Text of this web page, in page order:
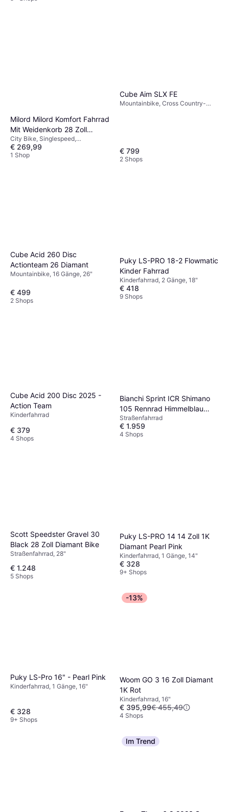
Milord Milord Komfort Fahrrad
Mit Weidenkorb 28 Zoll
Creme-Braun Damenfahrrad
City Bike, Singlespeed,
Stadtfahrrad, 28"
€ 269,99
1 Shop
Cube Aim SLX FE
Mountainbike, Cross Country-
€ 799
2 Shops
Cube Acid 260 Disc
Actionteam 26 Diamant
Mountainbike, 16 Gänge, 26"
€ 499
2 Shops
Puky LS-PRO 18-2 Flowmatic
Kinder Fahrrad
Kinderfahrrad, 2 Gänge, 18"
€ 418
9 Shops
Cube Acid 200 Disc 2025 -
Action Team
Kinderfahrrad
€ 379
4 Shops
Bianchi Sprint ICR Shimano
105 Rennrad Himmelblau
Herrenfahrrad
Straßenfahrrad
€ 1.959
4 Shops
Scott Speedster Gravel 30
Black 28 Zoll Diamant Bike
Straßenfahrrad, 28"
€ 1.248
5 Shops
Puky LS-PRO 14 14 Zoll 1K
Diamant Pearl Pink
Kinderfahrrad, 1 Gänge, 14"
€ 328
9+ Shops
Puky LS-Pro 16" - Pearl Pink
Kinderfahrrad, 1 Gänge, 16"
€ 328
9+ Shops
-13%
Woom GO 3 16 Zoll Diamant
1K Rot
Kinderfahrrad, 16"
€ 395,99€ 455,49
4 Shops
Im Trend